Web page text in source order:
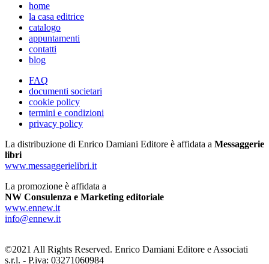
home
la casa editrice
catalogo
appuntamenti
contatti
blog
FAQ
documenti societari
cookie policy
termini e condizioni
privacy policy
La distribuzione di Enrico Damiani Editore è affidata a Messaggerie
libri
www.messaggerielibri.it
La promozione è affidata a
NW Consulenza e Marketing editoriale
www.ennew.it
info@ennew.it
©2021 All Rights Reserved. Enrico Damiani Editore e Associati
s.r.l. - P.iva: 03271060984